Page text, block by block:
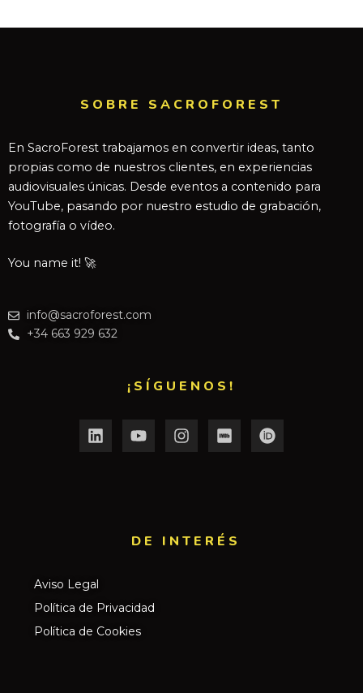
SOBRE SACROFOREST
En SacroForest trabajamos en convertir ideas, tanto
propias como de nuestros clientes, en experiencias
audiovisuales únicas. Desde eventos a contenido para
YouTube, pasando por nuestro estudio de grabación,
fotografía o vídeo.
You name it! 🚀
info@sacroforest.com
+34 663 929 632
¡SÍGUENOS!
DE INTERÉS​
Aviso Legal
Política de Privacidad
Política de Cookies